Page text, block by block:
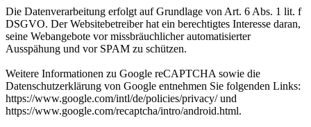
Die Datenverarbeitung erfolgt auf Grundlage von Art. 6 Abs. 1 lit. f
DSGVO. Der Websitebetreiber hat ein berechtigtes Interesse daran,
seine Webangebote vor missbräuchlicher automatisierter
Ausspähung und vor SPAM zu schützen.
Weitere Informationen zu Google reCAPTCHA sowie die
Datenschutzerklärung von Google entnehmen Sie folgenden Links:
https://www.google.com/intl/de/policies/privacy/ und
https://www.google.com/recaptcha/intro/android.html.